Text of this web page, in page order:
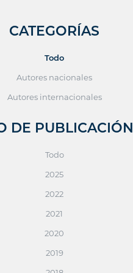
CATEGORÍAS
Todo
Autores nacionales
Autores internacionales
DE PUBLICACIÓN
Todo
2025
2022
2021
2020
2019